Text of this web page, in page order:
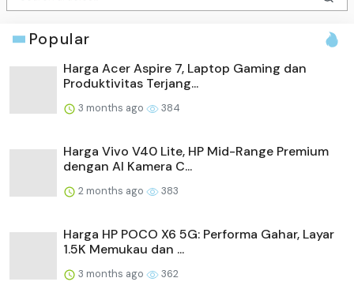
Popular
Harga Acer Aspire 7, Laptop Gaming dan
Produktivitas Terjang...
3 months ago 384
Harga Vivo V40 Lite, HP Mid-Range Premium
dengan AI Kamera C...
2 months ago 383
Harga HP POCO X6 5G: Performa Gahar, Layar
1.5K Memukau dan ...
3 months ago 362